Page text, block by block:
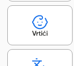
Vrtići